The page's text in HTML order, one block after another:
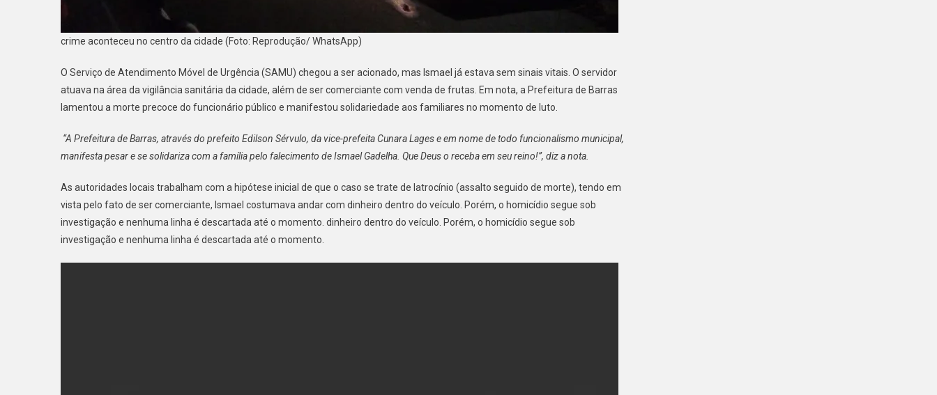
crime aconteceu no centro da cidade (Foto: Reprodução/ WhatsApp)
O Serviço de Atendimento Móvel de Urgência (SAMU) chegou a ser acionado, mas Ismael já estava sem sinais vitais. O servidor
atuava na área da vigilância sanitária da cidade, além de ser comerciante com venda de frutas. Em nota, a Prefeitura de Barras
lamentou a morte precoce do funcionário público e manifestou solidariedade aos familiares no momento de luto.
“A Prefeitura de Barras, através do prefeito Edilson Sérvulo, da vice-prefeita Cunara Lages e em nome de todo funcionalismo municipal,
manifesta pesar e se solidariza com a família pelo falecimento de Ismael Gadelha. Que Deus o receba em seu reino!”, diz a nota.
As autoridades locais trabalham com a hipótese inicial de que o caso se trate de latrocínio (assalto seguido de morte), tendo em
vista pelo fato de ser comerciante, Ismael costumava andar com dinheiro dentro do veículo. Porém, o homicídio segue sob
investigação e nenhuma linha é descartada até o momento. dinheiro dentro do veículo. Porém, o homicídio segue sob
investigação e nenhuma linha é descartada até o momento.